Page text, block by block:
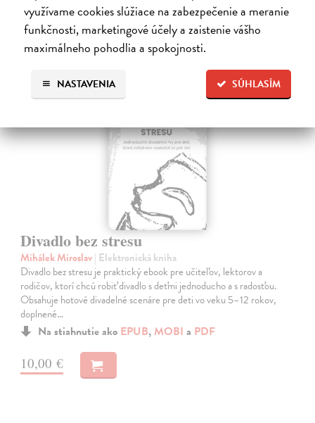
využívame cookies slúžiace na zabezpečenie a meranie
funkčnosti, marketingové účely a zaistenie vášho
maximálneho pohodlia a spokojnosti.
SÚHLASÍM
NASTAVENIA
Divadlo bez stresu
Mihálek Miroslav| Elektronická kniha
Divadlo bez stresu je praktický ebook pre učiteľov, lektorov a
rodičov, ktorí chcú robiť divadlo s deťmi jednoducho a s radosťou.
Obsahuje hotové divadelné scenáre pre deti vo veku 5–12 rokov,
doplnené…
Na stiahnutie ako EPUB, MOBI a PDF
10,00 €